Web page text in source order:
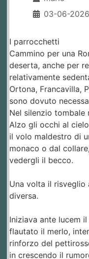
03-06-2026
I parrocchetti
Cammino per una
deserta, anche per
relativamente
Ortona, Francavilla,
sono dovuto
Nel silenzio
Alzo gli occhi al
il volo maldestro di
monaco o dal
vedergli il becco.
Una volta il risveglio
diversa.
Iniziava ante lucem
flautato il merlo,
rinforzo del
in crescendo il